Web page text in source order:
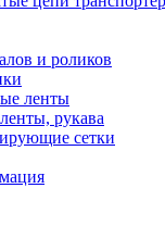
и роликов
ленты
рукава
сетки